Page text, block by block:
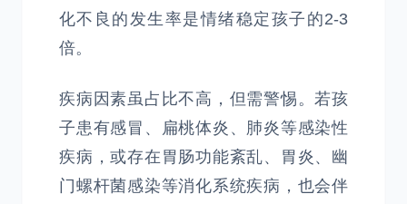
化不良的发生率是情绪稳定孩子的2-3
倍。
疾病因素虽占比不高，但需警惕。若孩
子患有感冒、扁桃体炎、肺炎等感染性
疾病，或存在胃肠功能紊乱、胃炎、幽
门螺杆菌感染等消化系统疾病，也会伴